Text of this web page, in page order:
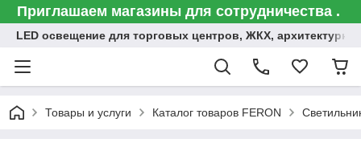
Приглашаем магазины для сотрудничества .
LED освещение для торговых центров, ЖКХ,
Товары и услуги Каталог товаров FERON